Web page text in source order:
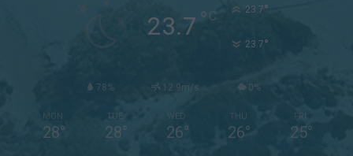
23.7 ° C 23.7°
23.7°
78% 12.9m/s 0%
MON
28°
TUE
28°
WED
26°
THU
26°
FRI
25°